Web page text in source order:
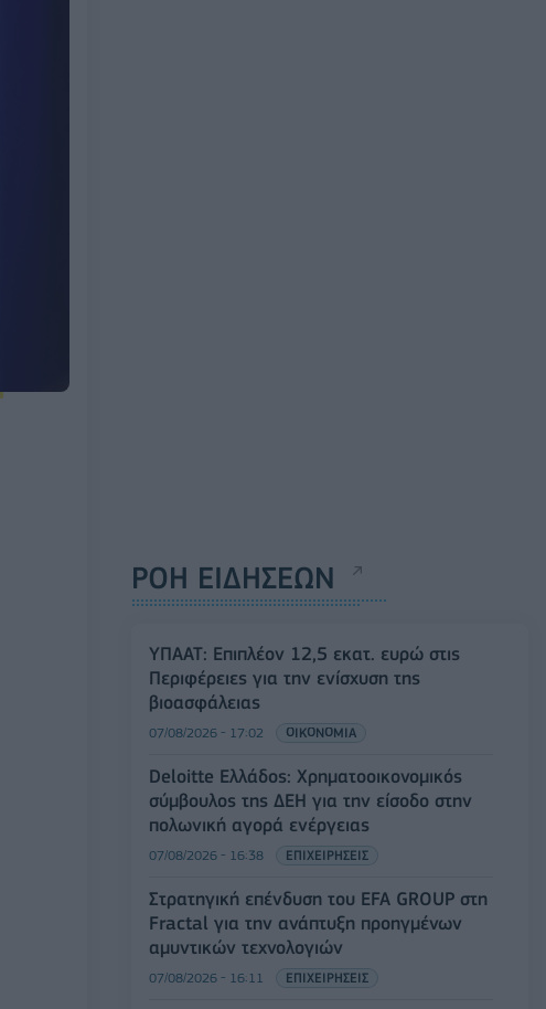
ΡΟΗ ΕΙΔΗΣΕΩΝ
ΥΠΑΑΤ: Επιπλέον 12,5 εκατ. ευρώ στις
Περιφέρειες για την ενίσχυση της
βιοασφάλειας
07/08/2026 - 17:02 ΟΙΚΟΝΟΜΙΑ
Deloitte Ελλάδος: Χρηματοοικονομικός
σύμβουλος της ΔΕΗ για την είσοδο στην
πολωνική αγορά ενέργειας
07/08/2026 - 16:38 ΕΠΙΧΕΙΡΗΣΕΙΣ
Στρατηγική επένδυση του EFA GROUP στη
Fractal για την ανάπτυξη προηγμένων
αμυντικών τεχνολογιών
07/08/2026 - 16:11 ΕΠΙΧΕΙΡΗΣΕΙΣ